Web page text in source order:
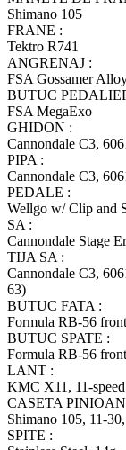
Shimano 105
FRANE :
Tektro R741
ANGRENAJ :
FSA Gossamer
BUTUC
FSA MegaExo
GHIDON :
Cannondale C3,
PIPA :
Cannondale C3,
PEDALE :
Wellgo w/ Clip and
SA :
Cannondale Stage
TIJA SA :
Cannondale C3,
63)
BUTUC FATA :
Formula RB-56
BUTUC SPATE :
Formula RB-56
LANT :
KMC X11, 11-speed
CASETA
Shimano 105, 11-
SPITE :